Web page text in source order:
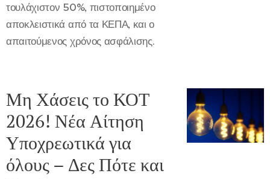
τουλάχιστον 50%, πιστοποιημένο
αποκλειστικά από τα ΚΕΠΑ, και ο
απαιτούμενος χρόνος ασφάλισης.
Μη Χάσεις το ΚΟΤ
2026! Νέα Αίτηση
Υποχρεωτικά για
όλους – Δες Πότε και